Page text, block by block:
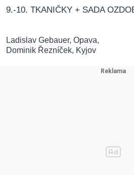
9.-10. TKANIČKY + SADA
Ladislav Gebauer, Opava,
Dominik Řezníček, Kyjov